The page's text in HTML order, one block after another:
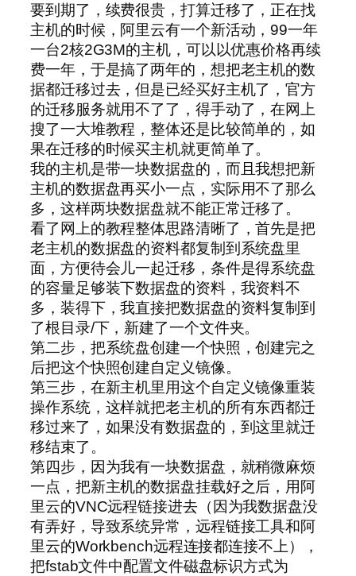
要到期了，续费很贵，打算迁移了，正在找
主机的时候，阿里云有一个新活动，99一年
一台2核2G3M的主机，可以以优惠价格再续
费一年，于是搞了两年的，想把老主机的数
据都迁移过去，但是已经买好主机了，官方
的迁移服务就用不了了，得手动了，在网上
搜了一大堆教程，整体还是比较简单的，如
果在迁移的时候买主机就更简单了。
我的主机是带一块数据盘的，而且我想把新
主机的数据盘再买小一点，实际用不了那么
多，这样两块数据盘就不能正常迁移了。
看了网上的教程整体思路清晰了，首先是把
老主机的数据盘的资料都复制到系统盘里
面，方便待会儿一起迁移，条件是得系统盘
的容量足够装下数据盘的资料，我资料不
多，装得下，我直接把数据盘的资料复制到
了根目录/下，新建了一个文件夹。
第二步，把系统盘创建一个快照，创建完之
后把这个快照创建自定义镜像。
第三步，在新主机里用这个自定义镜像重装
操作系统，这样就把老主机的所有东西都迁
移过来了，如果没有数据盘的，到这里就迁
移结束了。
第四步，因为我有一块数据盘，就稍微麻烦
一点，把新主机的数据盘挂载好之后，用阿
里云的VNC远程链接进去（因为我数据盘没
有弄好，导致系统异常，远程链接工具和阿
里云的Workbench远程连接都连接不上），
把fstab文件中配置文件磁盘标识方式为